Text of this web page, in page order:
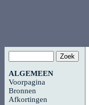
ALGEMEEN
Voorpagina
Bronnen
Afkortingen